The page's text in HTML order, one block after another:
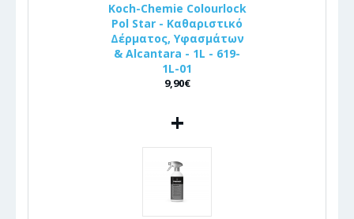
Koch-Chemie Colourlock
Pol Star - Καθαριστικό
Δέρματος, Υφασμάτων
& Alcantara - 1L - 619-
1L-01
9,90€
+